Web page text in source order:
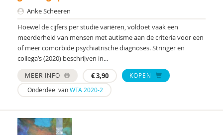
Jan Scholiers
Jean-Paul Selten
Bram Sizoo
Geerte Slappendel
E.A. Solodova
Annelies Spek
Nanda Tak
Anke Scheeren
Hoewel de cijfers per studie variëren, voldoet vaak een
meerderheid van mensen met autisme aan de criteria voor een
of meer comorbide psychiatrische diagnoses. Stringer en
collega’s (2020) beschrijven in...
MEER INFO €3,90
KOPEN
Onderdeel vanWTA 2020-2